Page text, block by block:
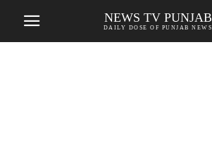
NEWS TV PUNJAB
DAILY DOSE OF PUNJAB NEWS